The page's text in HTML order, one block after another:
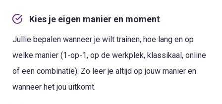
Kies je eigen manier en moment
Jullie bepalen wanneer je wilt trainen, hoe lang en op
welke manier (1-op-1, op de werkplek, klassikaal, online
of een combinatie). Zo leer je altijd op jouw manier en
wanneer het jou uitkomt.